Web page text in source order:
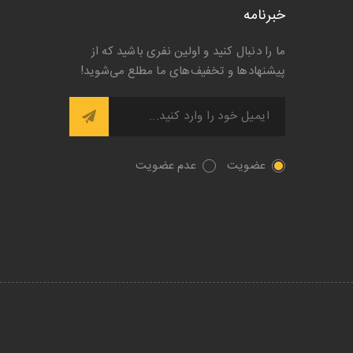
خبرنامه
ما را دنبال کنید و اولین نفری باشید که از
پیشنها‌د‌ها و تخفیف‌های ما مطلع می‌شوید!
عضویت عدم عضویت